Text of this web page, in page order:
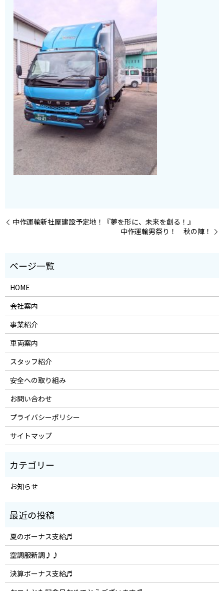
中作運輸新社屋建設予定地！『夢を形に、未来を創る！』
中作運輸男祭り！ 秋の陣！
HOME
会社案内
事業紹介
車両案内
スタッフ紹介
安全への取り組み
お問い合わせ
プライバシーポリシー
サイトマップ
お知らせ
夏のボーナス支給♬
空調服新調♪♪
決算ボーナス支給♬